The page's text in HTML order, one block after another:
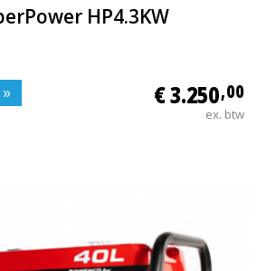
HP4.3KW
€ 3.250,00
ex. btw
»